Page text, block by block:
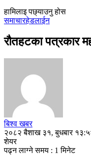
हामिलाइ पछ्याउनु होस
समाचारहेडलाईन
रौतहटका पत्रकार
बिश्व खबर
२०८२ बैशाख ३१, बुधबार
शेयर
पढ्न लाग्ने समय : 1 मिनेट